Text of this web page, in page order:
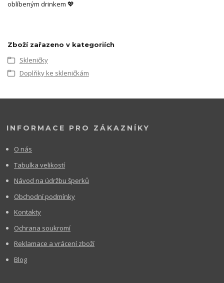
oblíbeným drinkem 💖
Zboží zařazeno v kategoriích
Skleničky
Doplňky ke skleničkám
INFORMACE PRO ZÁKAZNÍKY
O nás
Tabulka velikostí
Návod na údržbu šperků
Obchodní podmínky
Kontakty
Ochrana soukromí
Reklamace a vrácení zboží
Blog